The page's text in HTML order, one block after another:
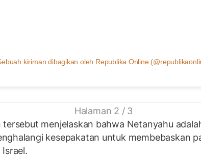
kiriman dibagikan oleh Republika Online
Halaman 2 / 3
tersebut menjelaskan bahwa Netanyahu
kesepakatan untuk membebaskan